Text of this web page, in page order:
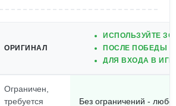
ОРИГИНАЛ
ИСПОЛЬЗУЙТЕ
ПОСЛЕ ПОБЕДЫ
ДЛЯ ВХОДА В
Ограничен,
требуется
Без ограничений -